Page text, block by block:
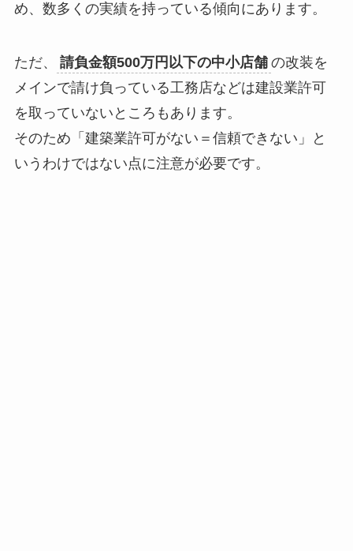
め、数多くの実績を持っている傾向にあります。
ただ、 請負金額500万円以下の中小店舗 の改装を
メインで請け負っている工務店などは建設業許可
を取っていないところもあります。
そのため 「建築業許可がない＝信頼できない」
と
いうわけではない点に注意が必要です。